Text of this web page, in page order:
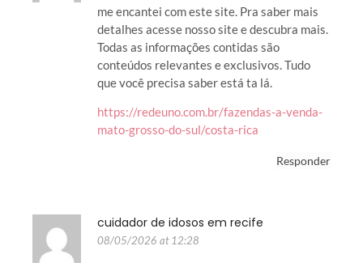
me encantei com este site. Pra saber mais
detalhes acesse nosso site e descubra mais.
Todas as informações contidas são
conteúdos relevantes e exclusivos. Tudo
que você precisa saber está ta lá.
https://redeuno.com.br/fazendas-a-venda-
mato-grosso-do-sul/costa-rica
Responder
cuidador de idosos em recife
08/05/2026 at 12:28